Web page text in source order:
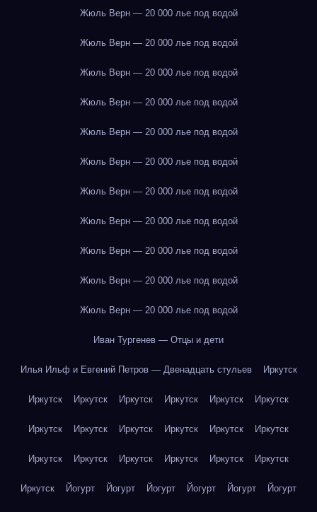
Жюль Верн — 20 000 лье под водой
Жюль Верн — 20 000 лье под водой
Жюль Верн — 20 000 лье под водой
Жюль Верн — 20 000 лье под водой
Жюль Верн — 20 000 лье под водой
Жюль Верн — 20 000 лье под водой
Жюль Верн — 20 000 лье под водой
Жюль Верн — 20 000 лье под водой
Жюль Верн — 20 000 лье под водой
Жюль Верн — 20 000 лье под водой
Жюль Верн — 20 000 лье под водой
Иван Тургенев — Отцы и дети
Илья Ильф и Евгений Петров — Двенадцать стульев Иркутск
Иркутск Иркутск Иркутск Иркутск Иркутск Иркутск
Иркутск Иркутск Иркутск Иркутск Иркутск Иркутск
Иркутск Иркутск Иркутск Иркутск Иркутск Иркутск
Иркутск Йогурт Йогурт Йогурт Йогурт Йогурт Йогурт